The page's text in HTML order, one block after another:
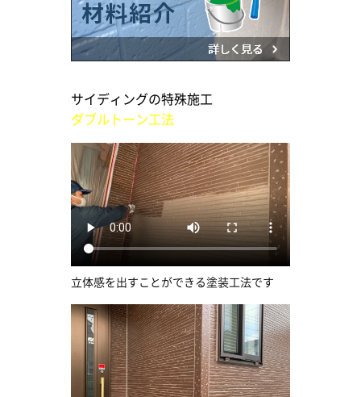
サイディングの特殊施工
ダブルトーン工法
立体感を出すことができる塗装工法です